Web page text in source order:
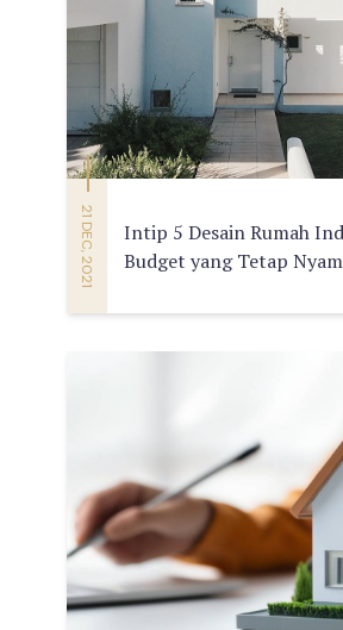
21 DEC, 2021
Intip 5 Desain Rumah
Budget yang Tetap